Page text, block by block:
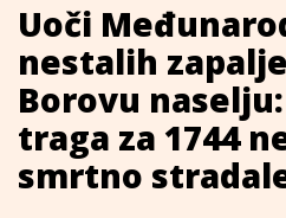
Uoči
nestalih
Borovu
traga za 1744
smrtno